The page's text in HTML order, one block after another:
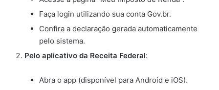
Faça login utilizando sua conta Gov.br.
Confira a declaração gerada automaticamente
pelo sistema.
Pelo aplicativo da Receita Federal:
Abra o app (disponível para Android e iOS).